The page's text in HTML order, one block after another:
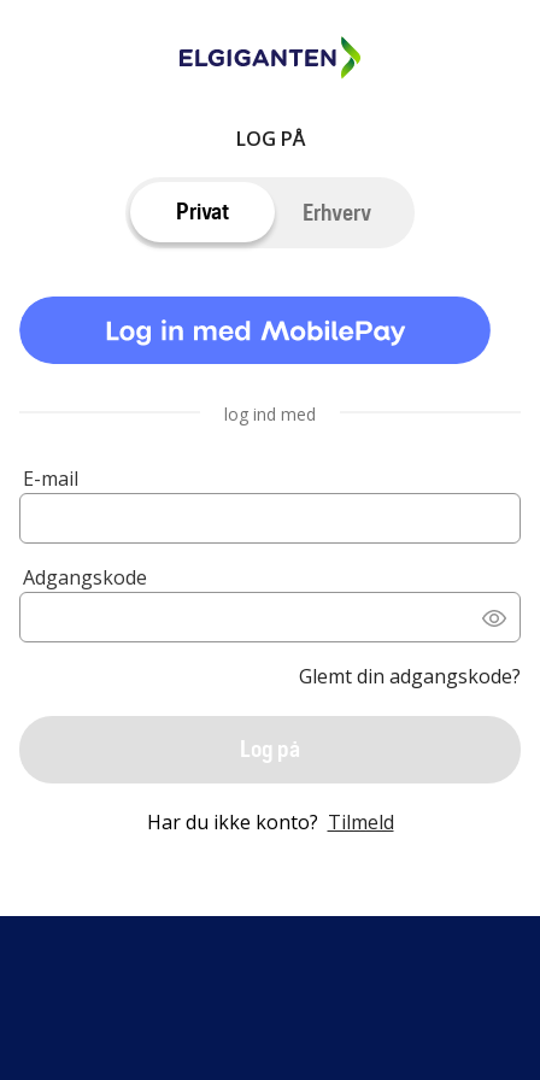
LOG PÅ
Privat Erhverv
log ind med
E-mail
Adgangskode
Glemt din adgangskode?
Log på
Har du ikke konto? Tilmeld